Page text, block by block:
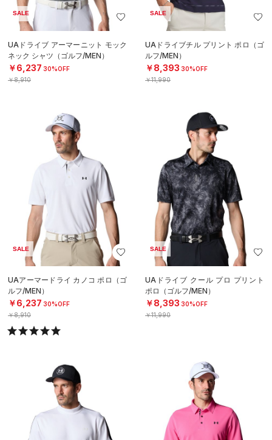
SALE
UAドライブ アーマーニット モック
ネック シャツ（ゴルフ/MEN）
￥6,237 30%OFF
￥8,910
SALE
UAドライブチル プリント ポロ（ゴ
ルフ/MEN）
￥8,393 30%OFF
￥11,990
SALE
UAアーマードライ カノコ ポロ（ゴ
ルフ/MEN）
￥6,237 30%OFF
￥8,910
SALE
UAドライブ クール プロ プリント
ポロ（ゴルフ/MEN）
￥8,393 30%OFF
￥11,990